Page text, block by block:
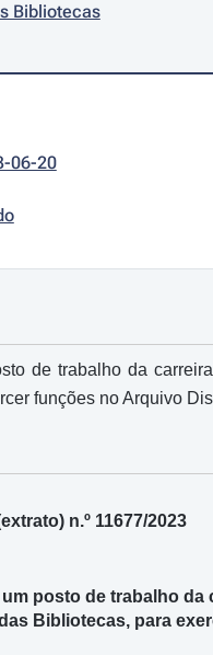
Bibliotecas
06-20
de trabalho da
funções no Arquivo
n.º 11677/2023
posto de trabalho
Bibliotecas, para